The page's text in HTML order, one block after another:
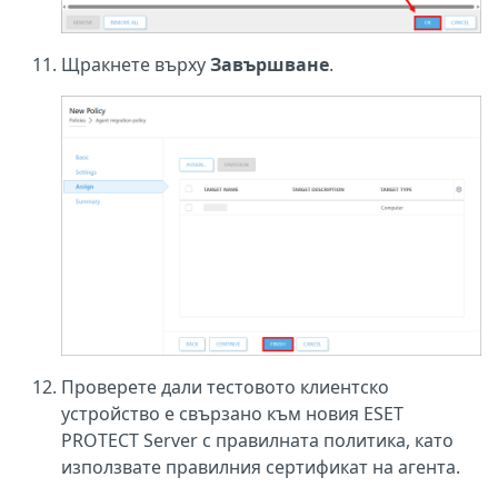
Щракнете върхуЗавършване.
Проверете дали тестовото клиентско
устройство е свързано към новия ESET
PROTECT Server с правилната политика, като
използвате правилния сертификат на агента.